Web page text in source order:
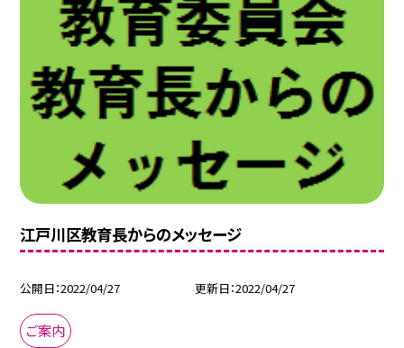
江戸川区教育長からのメッセージ
公開日 2022/04/27 更新日 2022/04/27
ご案内